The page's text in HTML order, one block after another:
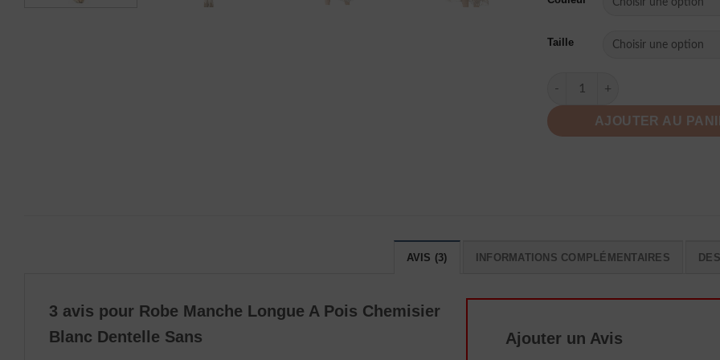
Taille
quantité de Robe Manche
AJOUTER AU
AVIS (3) INFORMATIONS COMPLÉMENTAIRES
3 avis pour Robe Manche Longue A Pois Chemisier
Blanc Dentelle Sans
Ajouter un Avis